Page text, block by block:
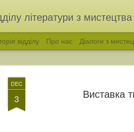
DEC
3 Виставка
літератури з
відділу Про нас Діалоги з